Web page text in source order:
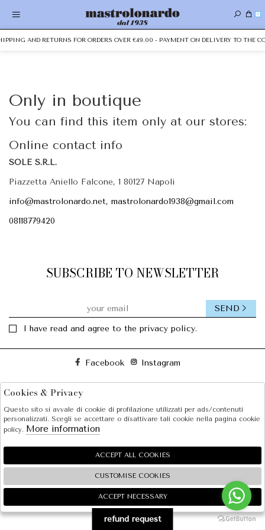
0
AND RETURNS FOR ORDERS OVER €49.00 - PAYMENT ON DELIVERY TO THE
Only in boutique
You can find this item only at our stores:
Online contact info
SOLE S.R.L.
Piazzetta Aniello Falcone, 1 80127 Napoli
info@mastrolonardo.net, mastrolonardo1938@gmail.com
08118779420
SUBSCRIBE TO NEWSLETTER
I have read and agree to the privacy policy.
SEND
Facebook Instagram
SHOPPING
EXTRA
gruppo Zucchetti
🍪
refund request
Cookies & Privacy
Questo sito si avvale di cookie di profilazione utilizzati per ads/contenuti
personalizzati. Scegli se accettare o disattivare tali cookie nella pagina cookie
policy. More information
ACCEPT ALL COOKIES
CUSTOMISE COOKIES
ACCEPT NECESSARY